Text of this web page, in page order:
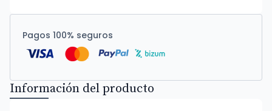
Pagos 100% seguros
Información del producto